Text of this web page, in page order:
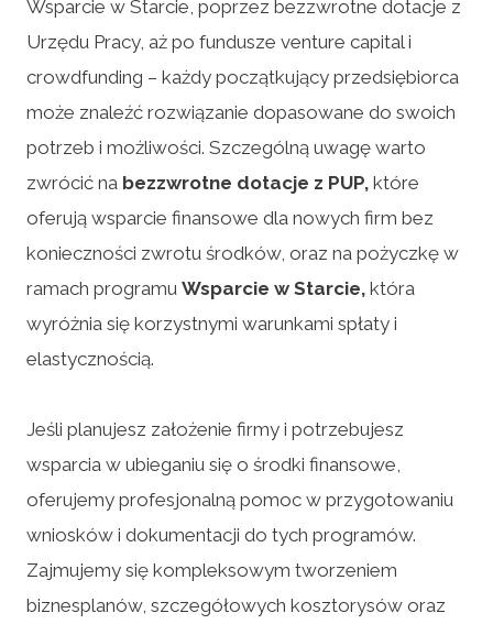
Wsparcie w Starcie, poprzez bezzwrotne dotacje z
Urzędu Pracy, aż po fundusze venture capital i
crowdfunding – każdy początkujący przedsiębiorca
może znaleźć rozwiązanie dopasowane do swoich
potrzeb i możliwości. Szczególną uwagę warto
zwrócić na bezzwrotne dotacje z PUP, które
oferują wsparcie finansowe dla nowych firm bez
konieczności zwrotu środków, oraz na pożyczkę w
ramach programu Wsparcie w Starcie, która
wyróżnia się korzystnymi warunkami spłaty i
elastycznością.
Jeśli planujesz założenie firmy i potrzebujesz
wsparcia w ubieganiu się o środki finansowe,
oferujemy profesjonalną pomoc w przygotowaniu
wniosków i dokumentacji do tych programów.
Zajmujemy się kompleksowym tworzeniem
biznesplanów, szczegółowych kosztorysów oraz